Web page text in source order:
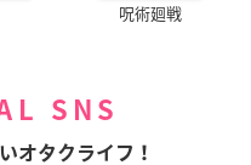
呪術廻戦
SNS
オタクライフ！